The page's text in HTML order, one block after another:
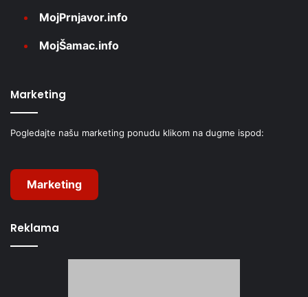
MojPrnjavor.info
MojŠamac.info
Marketing
Pogledajte našu marketing ponudu klikom na dugme ispod:
Marketing
Reklama